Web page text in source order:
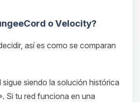
o Velocity?
así es como se comparan
sigue siendo la solución histórica
Si tu red funciona en una